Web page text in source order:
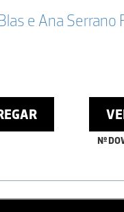
e Ana Serrano
Nº